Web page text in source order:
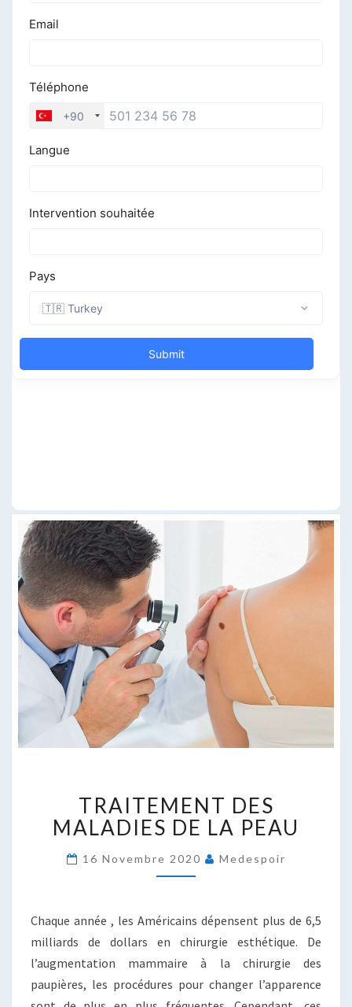
DES
MALADIES
DE
LA
PEAU
TRAITEMENT DES
MALADIES DE LA PEAU
16 Novembre 2020 Medespoir
Chaque année , les Américains dépensent plus de 6,5
milliards de dollars en chirurgie esthétique. De
l’augmentation mammaire à la chirurgie des
paupières, les procédures pour changer l’apparence